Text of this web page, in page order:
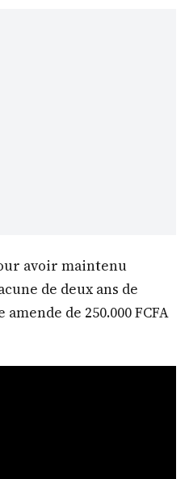
avoir maintenu
de deux ans de
de 250.000 FCFA